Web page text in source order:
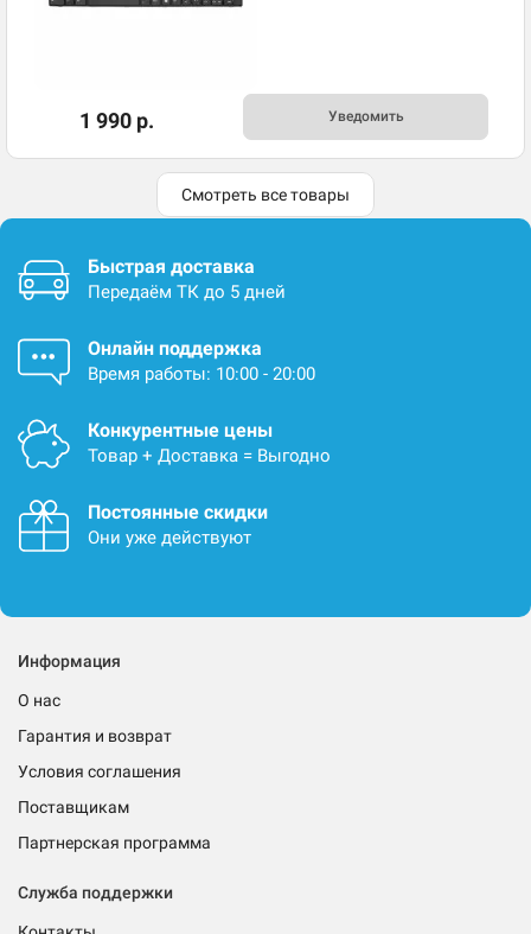
1 990 р. Уведомить
Смотреть все товары
Быстрая доставка
Передаём ТК до 5 дней
Онлайн поддержка
Время работы: 10:00 - 20:00
Конкурентные цены
Товар + Доставка = Выгодно
Постоянные скидки
Они уже действуют
Информация
О нас
Гарантия и возврат
Условия соглашения
Поставщикам
Партнерская программа
Служба поддержки